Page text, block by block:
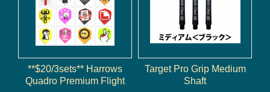
**$20/3sets** Harrows
Quadro Premium Flight
Target Pro Grip Medium
Shaft